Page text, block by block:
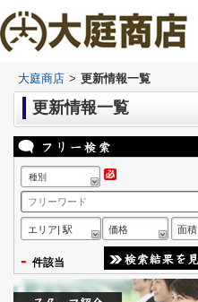
大庭商店 > 更新情報一覧
更新情報一覧
種別
エリア| 駅 価格 面積
- 件該当